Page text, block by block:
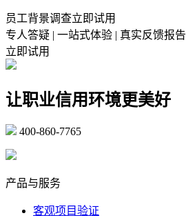
员工背景调查立即试用
专人答疑 | 一站式体验 | 真实反馈报告
立即试用
让职业信用环境更美好
400-860-7765
产品与服务
客观项目验证